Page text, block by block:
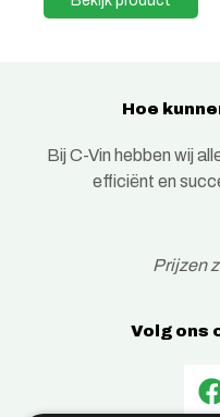
Hoe
Bij C-Vin hebben wij
efficiënt en
Prijzen
Volg ons